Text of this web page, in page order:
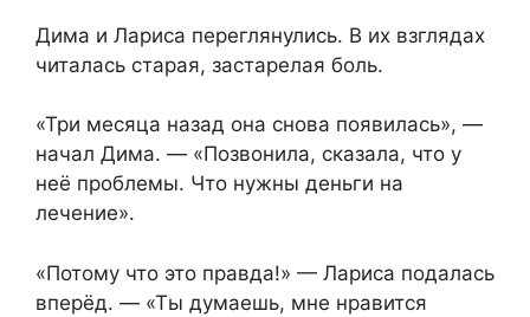
Дима и Лариса переглянулись. В их взглядах
читалась старая, застарелая боль.
«Три месяца назад она снова появилась», —
начал Дима. — «Позвонила, сказала, что у
неё проблемы. Что нужны деньги на
лечение».
«Потому что это правда!» — Лариса подалась
вперёд. — «Ты думаешь, мне нравится